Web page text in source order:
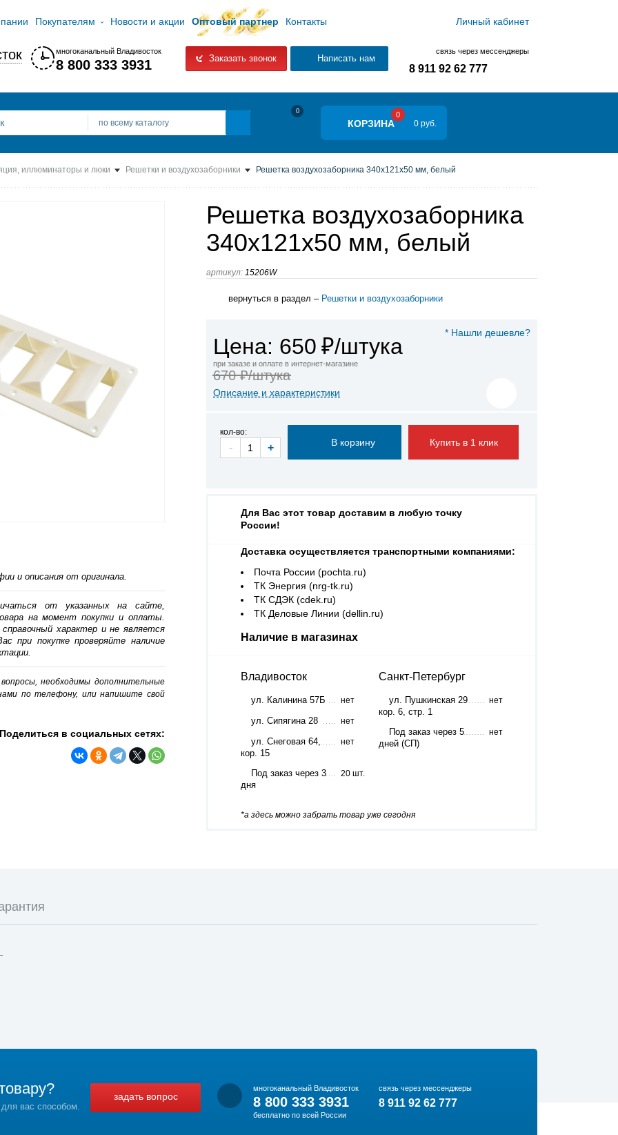
Покупателям Новости и акции Оптовый партнер Контакты Личный кабинет
многоканальный Владивосток
8 800 333 3931 Заказать звонок Написать нам
связь через мессенджеры
8 911 92 62 777
по всему каталогу
0
КОРЗИНА
0
0 руб.
иллюминаторы и люки Решетки и воздухозаборники Решетка воздухозаборника 340х121х50 мм, белый
Решетка воздухозаборника
340х121х50 мм, белый
артикул: 15206W
вернуться в раздел – Решетки и воздухозаборники
и описания от оригинала.
от указанных на сайте,
на момент покупки и оплаты.
характер и не является
при покупке проверяйте наличие
необходимы дополнительные
по телефону, или напишите свой
Поделиться в социальных сетях:
* Нашли дешевле?
Цена: 650 ₽/штука
при заказе и оплате в интернет-магазине
670 ₽/штука
Описание и характеристики
кол-во:
- + Купить в 1 клик
Для Вас этот товар доставим в любую точку
России!
Доставка осуществляется транспортными компаниями:
Почта России (pochta.ru)
ТК Энергия (nrg-tk.ru)
ТК СДЭК (cdek.ru)
ТК Деловые Линии (dellin.ru)
Наличие в магазинах
Владивосток
ул. Калинина 57Б нет
ул. Сипягина 28 нет
ул. Снеговая 64,
кор. 15
нет
Под заказ через 3
дня
20 шт.
Санкт-Петербург
ул. Пушкинская 29
кор. 6, стр. 1
нет
Под заказ через 5
дней (СП)
нет
*а здесь можно забрать товар уже сегодня
вас способом.
задать вопрос
многоканальный Владивосток
8 800 333 3931
бесплатно по всей России
связь через мессенджеры
8 911 92 62 777